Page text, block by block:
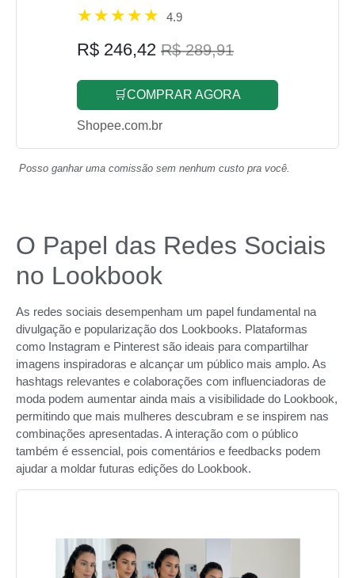
4.9
R$ 246,42 R$ 289,91
🛒COMPRAR AGORA
Shopee.com.br
Posso ganhar uma comissão sem nenhum custo pra você.
O Papel das Redes Sociais
no Lookbook
As redes sociais desempenham um papel fundamental na
divulgação e popularização dos Lookbooks. Plataformas
como Instagram e Pinterest são ideais para compartilhar
imagens inspiradoras e alcançar um público mais amplo. As
hashtags relevantes e colaborações com influenciadoras de
moda podem aumentar ainda mais a visibilidade do Lookbook,
permitindo que mais mulheres descubram e se inspirem nas
combinações apresentadas. A interação com o público
também é essencial, pois comentários e feedbacks podem
ajudar a moldar futuras edições do Lookbook.